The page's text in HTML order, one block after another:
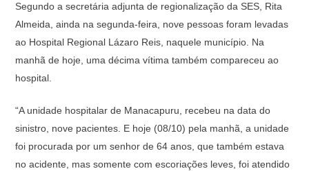
Segundo a secretária adjunta de regionalização da SES, Rita
Almeida, ainda na segunda-feira, nove pessoas foram levadas
ao Hospital Regional Lázaro Reis, naquele município. Na
manhã de hoje, uma décima vítima também compareceu ao
hospital.
“A unidade hospitalar de Manacapuru, recebeu na data do
sinistro, nove pacientes. E hoje (08/10) pela manhã, a unidade
foi procurada por um senhor de 64 anos, que também estava
no acidente, mas somente com escoriações leves, foi atendido